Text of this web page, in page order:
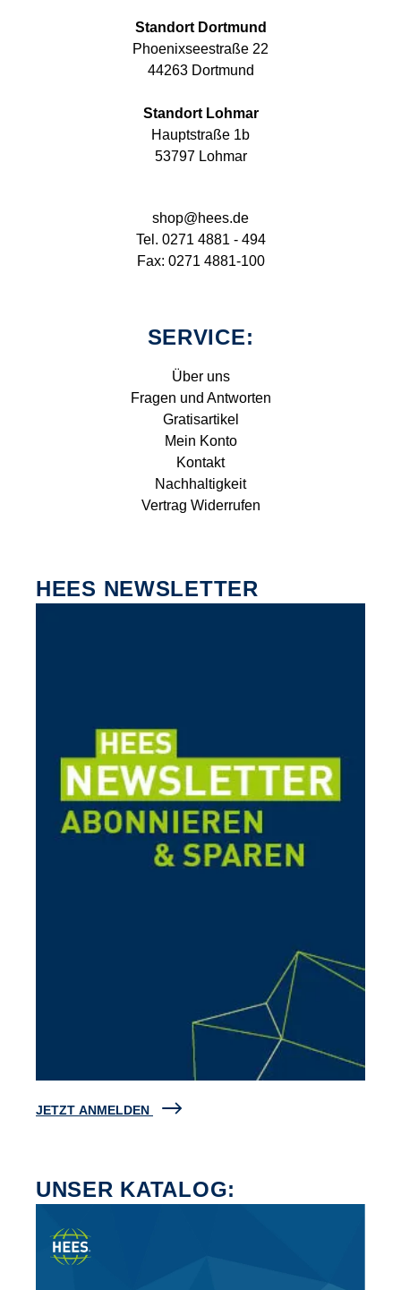
Standort Dortmund
Phoenixseestraße 22
44263 Dortmund
Standort Lohmar
Hauptstraße 1b
53797 Lohmar
shop@hees.de
Tel. 0271 4881 - 494
Fax: 0271 4881-100
SERVICE:
Über uns
Fragen und Antworten
Gratisartikel
Mein Konto
Kontakt
Nachhaltigkeit
Vertrag Widerrufen
HEES NEWSLETTER
JETZT ANMELDEN
UNSER KATALOG: